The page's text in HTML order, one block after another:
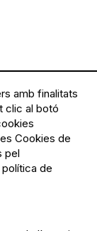
amb finalitats
clic al botó
Cookies de
pel
de